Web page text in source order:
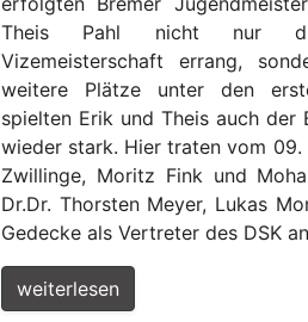
Theis Pahl nicht nur
Vizemeisterschaft errang,
weitere Plätze unter den
spielten Erik und Theis auch der
wieder stark. Hier traten vom 09.
Zwillinge, Moritz Fink und
Dr.Dr. Thorsten Meyer, Lukas
Gedecke als Vertreter des DSK
weiterlesen